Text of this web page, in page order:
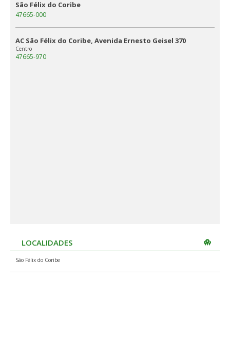
São Félix do Coribe
47665-000
AC São Félix do Coribe, Avenida Ernesto Geisel 370
Centro
47665-970
LOCALIDADES
São Félix do Coribe